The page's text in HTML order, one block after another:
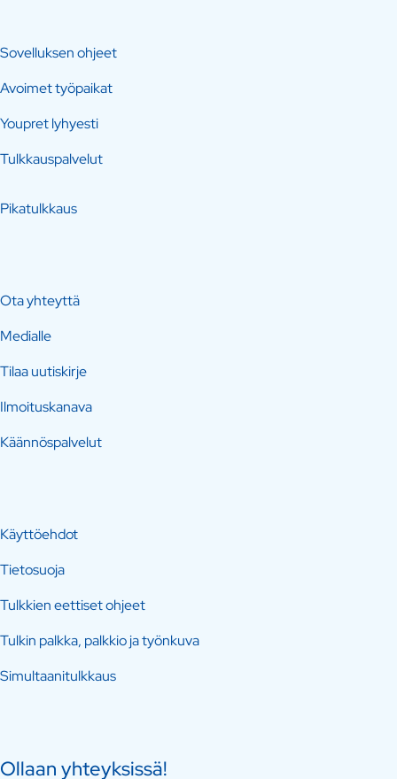
Sovelluksen ohjeet
Avoimet työpaikat
Youpret lyhyesti
Tulkkauspalvelut
Pikatulkkaus
Ota yhteyttä
Medialle
Tilaa uutiskirje
Ilmoituskanava
Käännöspalvelut
Käyttöehdot
Tietosuoja
Tulkkien eettiset ohjeet
Tulkin palkka, palkkio ja työnkuva
Simultaanitulkkaus
Ollaan yhteyksissä!